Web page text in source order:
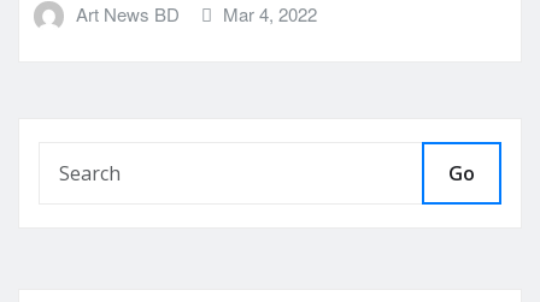
Art News BD Mar 4, 2022
Go